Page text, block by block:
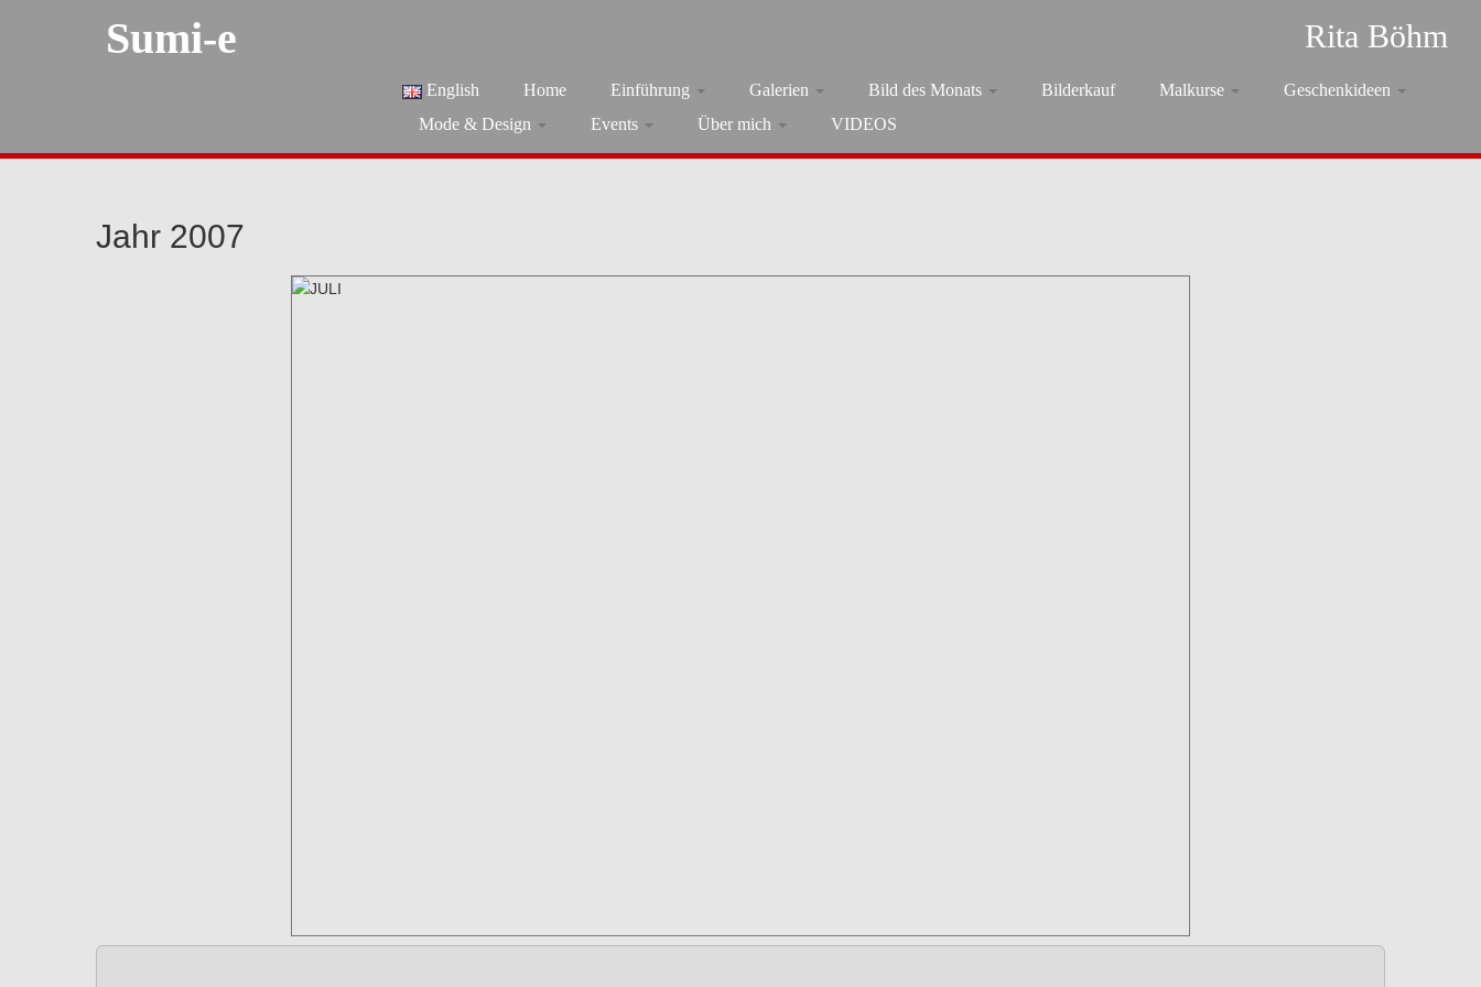
Sumi-e Rita Böhm
English Home Einführung Galerien Bild des Monats Bilderkauf Malkurse
Geschenkideen
Mode & Design
Events Über mich VIDEOS
Jahr 2007